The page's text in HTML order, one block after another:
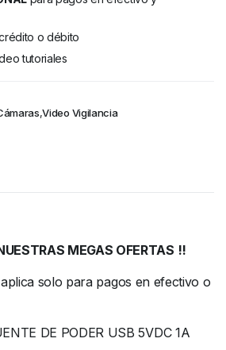
o débito
tutoriales
,Video Vigilancia
MEGAS OFERTAS !!
solo para pagos en efectivo o
DE PODER USB 5VDC 1A